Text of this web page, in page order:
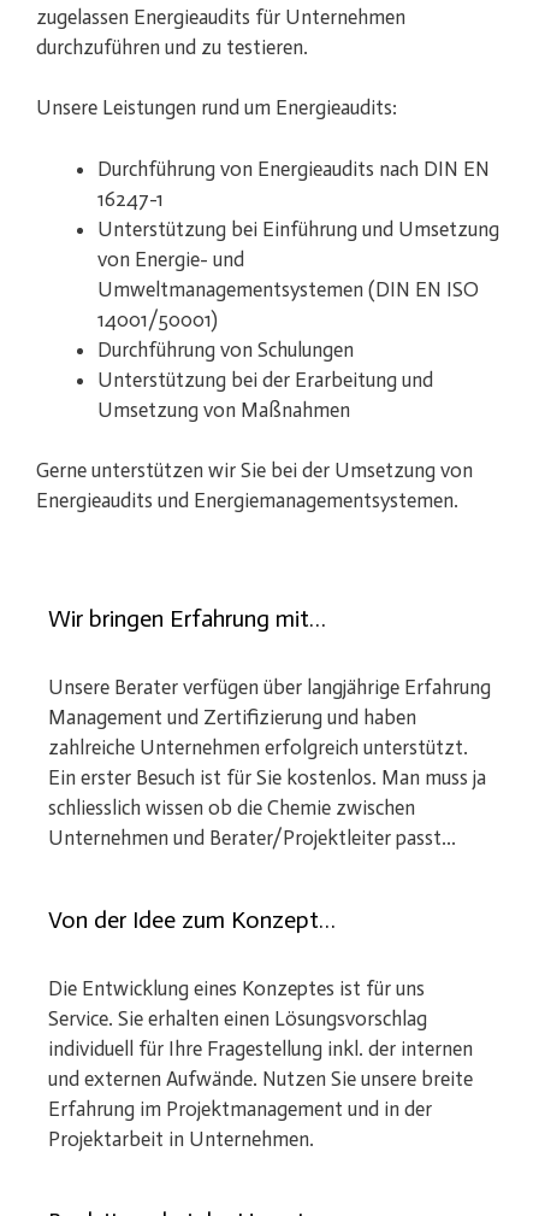
zugelassen Energieaudits für Unternehmen
durchzuführen und zu testieren.
Unsere Leistungen rund um Energieaudits:
Durchführung von Energieaudits nach DIN EN
16247-1
Unterstützung bei Einführung und Umsetzung
von Energie- und
Umweltmanagementsystemen (DIN EN ISO
14001/50001)
Durchführung von Schulungen
Unterstützung bei der Erarbeitung und
Umsetzung von Maßnahmen
Gerne unterstützen wir Sie bei der Umsetzung von
Energieaudits und Energiemanagementsystemen.
Wir bringen Erfahrung mit…
Unsere Berater verfügen über langjährige Erfahrung
Management und Zertifizierung und haben
zahlreiche Unternehmen erfolgreich unterstützt.
Ein erster Besuch ist für Sie kostenlos. Man muss ja
schliesslich wissen ob die Chemie zwischen
Unternehmen und Berater/Projektleiter passt...
Von der Idee zum Konzept…
Die Entwicklung eines Konzeptes ist für uns
Service. Sie erhalten einen Lösungsvorschlag
individuell für Ihre Fragestellung inkl. der internen
und externen Aufwände. Nutzen Sie unsere breite
Erfahrung im Projektmanagement und in der
Projektarbeit in Unternehmen.